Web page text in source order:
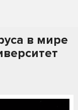
в мире